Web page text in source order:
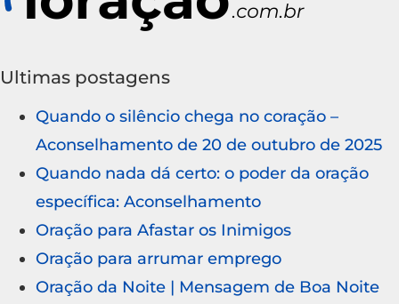
Ultimas postagens
Quando o silêncio chega no coração –
Aconselhamento de 20 de outubro de 2025
Quando nada dá certo: o poder da oração
específica: Aconselhamento
Oração para Afastar os Inimigos
Oração para arrumar emprego
Oração da Noite | Mensagem de Boa Noite